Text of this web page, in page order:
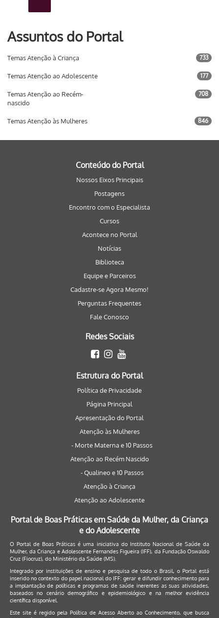
Assuntos do Portal
Temas Atenção à Criança 733
Temas Atenção ao Adolescente 177
Temas Atenção ao Recém-
nascido
708
Temas Atenção às Mulheres 846
Conteúdo do Portal
Nossos Eixos Principais
Postagens
Encontro com o Especialista
Cursos
Acontece no Portal
Notícias
Biblioteca
Equipe e Parceiros
Cadastre-se Agora Mesmo!
Perguntas Frequentes
Fale Conosco
Redes Sociais
Estrutura do Portal
Política de Privacidade
Página Principal
Apresentação do Portal
Atenção às Mulheres
- Morte Materna e 10 Passos
Atenção ao Recém Nascido
- Qualineo e 10 Passos
Atenção à Criança
Atenção ao Adolescente
Portal de Boas Práticas em Saúde da Mulher, da Criança
e do Adolescente
O Portal de Boas Práticas é uma iniciativa do Instituto Nacional de Saúde da
Mulher, da Criança e Adolescente Fernandes Figueira (IFF), da Fundação Oswaldo
Cruz (Fiocruz), do Ministério da Saúde (MS).
Integrado por instituições de ensino e pesquisa de todo o Brasil, o Portal está
inserido no contexto do papel nacional do IFF: gerar e difundir conhecimento para
a implantação de políticas e programas de saúde inerentes as suas atividades,
baseados no cenário demográfico e epidemiológico e na melhor evidência
científica disponível.
Este site é regido pela Política de Acesso Aberto ao Conhecimento, que busca